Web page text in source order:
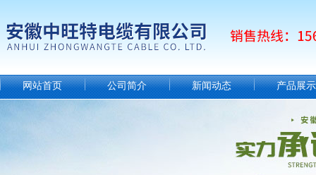
网站首页 公司简介 新闻动态 产品展示